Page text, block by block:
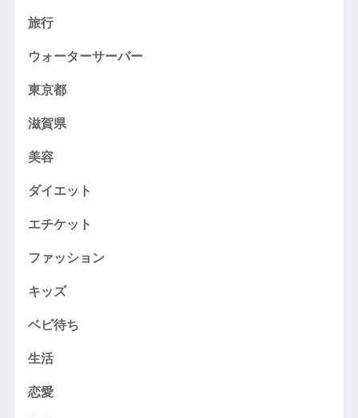
旅行
ウォーターサーバー
東京都
滋賀県
美容
ダイエット
エチケット
ファッション
キッズ
ベビ待ち
生活
恋愛